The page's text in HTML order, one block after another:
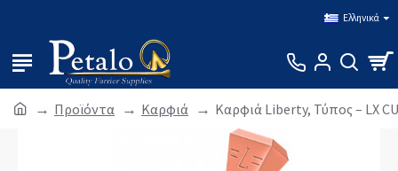
Ελληνικά
Προϊόντα Καρφιά Καρφιά Liberty, Τύπος – LX CU